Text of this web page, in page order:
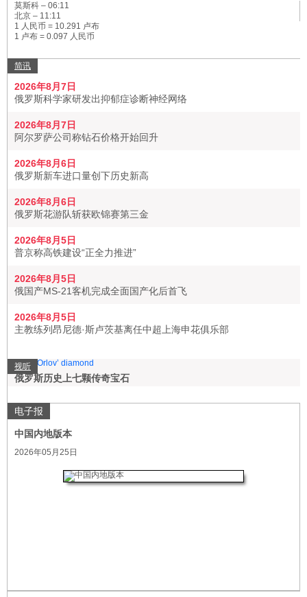
莫斯科 – 06:11
北京 – 11:11
1 人民币 = 10.291 卢布
1 卢布 = 0.097 人民币
简讯
2026年8月7日
俄罗斯科学家研发出抑郁症诊断神经网络
2026年8月7日
阿尔罗萨公司称钻石价格开始回升
2026年8月6日
俄罗斯新车进口量创下历史新高
2026年8月6日
俄罗斯花游队斩获欧锦赛第三金
2026年8月5日
普京称高铁建设“正全力推进”
2026年8月5日
俄国产MS-21客机完成全面国产化后首飞
2026年8月5日
主教练列昂尼德·斯卢茨基离任中超上海申花俱乐部
视听
俄罗斯历史上七颗传奇宝石
电子报
中国内地版本
2026年05月25日